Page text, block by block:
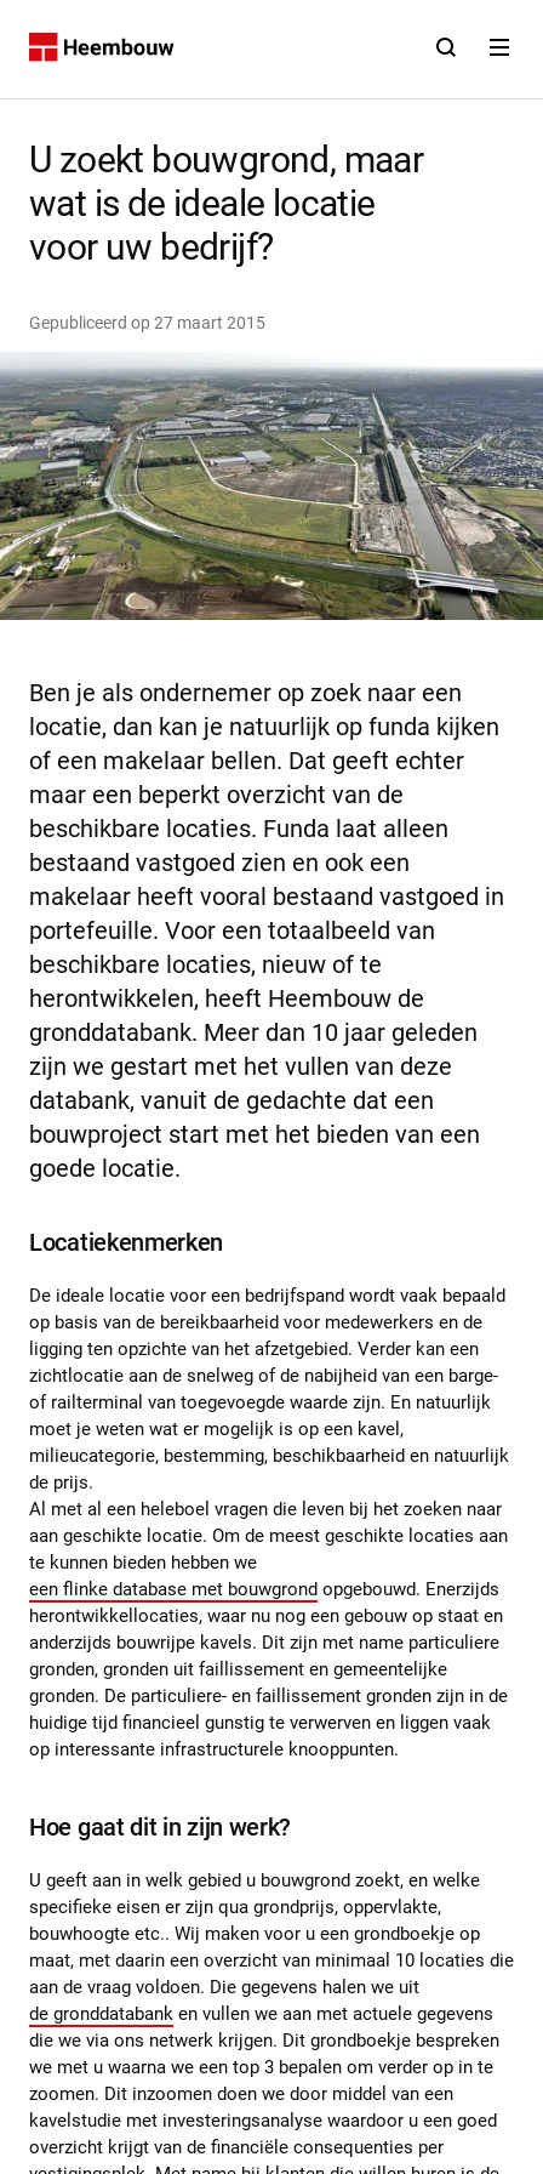
Home Open Open
Contact
U zoekt bouwgrond, maar
wat is de ideale locatie
voor uw bedrijf?
Gepubliceerd op 27 maart 2015
Ben je als ondernemer op zoek naar een
locatie, dan kan je natuurlijk op funda kijken
of een makelaar bellen. Dat geeft echter
maar een beperkt overzicht van de
beschikbare locaties. Funda laat alleen
bestaand vastgoed zien en ook een
makelaar heeft vooral bestaand vastgoed in
portefeuille. Voor een totaalbeeld van
beschikbare locaties, nieuw of te
herontwikkelen, heeft Heembouw de
gronddatabank. Meer dan 10 jaar geleden
zijn we gestart met het vullen van deze
databank, vanuit de gedachte dat een
bouwproject start met het bieden van een
goede locatie.
Locatiekenmerken
De ideale locatie voor een bedrijfspand wordt vaak bepaald
op basis van de bereikbaarheid voor medewerkers en de
ligging ten opzichte van het afzetgebied. Verder kan een
zichtlocatie aan de snelweg of de nabijheid van een barge-
of railterminal van toegevoegde waarde zijn. En natuurlijk
moet je weten wat er mogelijk is op een kavel,
milieucategorie, bestemming, beschikbaarheid en natuurlijk
de prijs.
Al met al een heleboel vragen die leven bij het zoeken naar
aan geschikte locatie. Om de meest geschikte locaties aan
te kunnen bieden hebben we
een flinke database met bouwgrond opgebouwd. Enerzijds
herontwikkellocaties, waar nu nog een gebouw op staat en
anderzijds bouwrijpe kavels. Dit zijn met name particuliere
gronden, gronden uit faillissement en gemeentelijke
gronden. De particuliere- en faillissement gronden zijn in de
huidige tijd financieel gunstig te verwerven en liggen vaak
op interessante infrastructurele knooppunten.
Hoe gaat dit in zijn werk?
U geeft aan in welk gebied u bouwgrond zoekt, en welke
specifieke eisen er zijn qua grondprijs, oppervlakte,
bouwhoogte etc.. Wij maken voor u een grondboekje op
maat, met daarin een overzicht van minimaal 10 locaties die
aan de vraag voldoen. Die gegevens halen we uit
de gronddatabank en vullen we aan met actuele gegevens
die we via ons netwerk krijgen. Dit grondboekje bespreken
we met u waarna we een top 3 bepalen om verder op in te
zoomen. Dit inzoomen doen we door middel van een
kavelstudie met investeringsanalyse waardoor u een goed
overzicht krijgt van de financiële consequenties per